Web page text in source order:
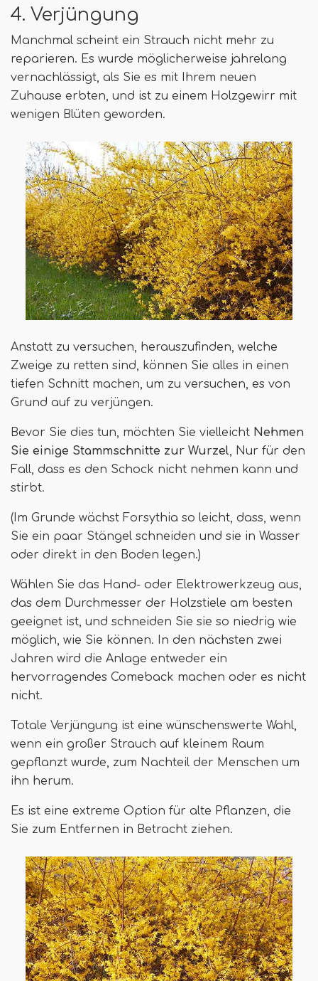
4. Verjüngung
Manchmal scheint ein Strauch nicht mehr zu
reparieren. Es wurde möglicherweise jahrelang
vernachlässigt, als Sie es mit Ihrem neuen
Zuhause erbten, und ist zu einem Holzgewirr mit
wenigen Blüten geworden.
Anstatt zu versuchen, herauszufinden, welche
Zweige zu retten sind, können Sie alles in einen
tiefen Schnitt machen, um zu versuchen, es von
Grund auf zu verjüngen.
Bevor Sie dies tun, möchten Sie vielleicht Nehmen
Sie einige Stammschnitte zur Wurzel, Nur für den
Fall, dass es den Schock nicht nehmen kann und
stirbt.
(Im Grunde wächst Forsythia so leicht, dass, wenn
Sie ein paar Stängel schneiden und sie in Wasser
oder direkt in den Boden legen.)
Wählen Sie das Hand- oder Elektrowerkzeug aus,
das dem Durchmesser der Holzstiele am besten
geeignet ist, und schneiden Sie sie so niedrig wie
möglich, wie Sie können. In den nächsten zwei
Jahren wird die Anlage entweder ein
hervorragendes Comeback machen oder es nicht
nicht.
Totale Verjüngung ist eine wünschenswerte Wahl,
wenn ein großer Strauch auf kleinem Raum
gepflanzt wurde, zum Nachteil der Menschen um
ihn herum.
Es ist eine extreme Option für alte Pflanzen, die
Sie zum Entfernen in Betracht ziehen.